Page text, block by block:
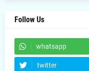
Follow Us
whatsapp
twitter